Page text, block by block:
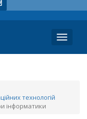
Toggle
технологій
інформатики